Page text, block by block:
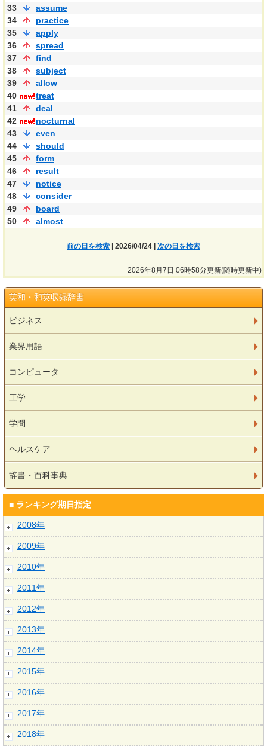
33
assume
34
practice
35
apply
36
spread
37
find
38
subject
39
allow
40
treat
41
deal
42
nocturnal
43
even
44
should
45
form
46
result
47
notice
48
consider
49
board
50
almost
前の日を検索 | 2026/04/24 | 次の日を検索
2026年8月7日 06時58分更新(随時更新中)
英和・和英収録辞書
ビジネス
業界用語
コンピュータ
工学
学問
ヘルスケア
辞書・百科事典
■ ランキング期日指定
2008年
2009年
2010年
2011年
2012年
2013年
2014年
2015年
2016年
2017年
2018年